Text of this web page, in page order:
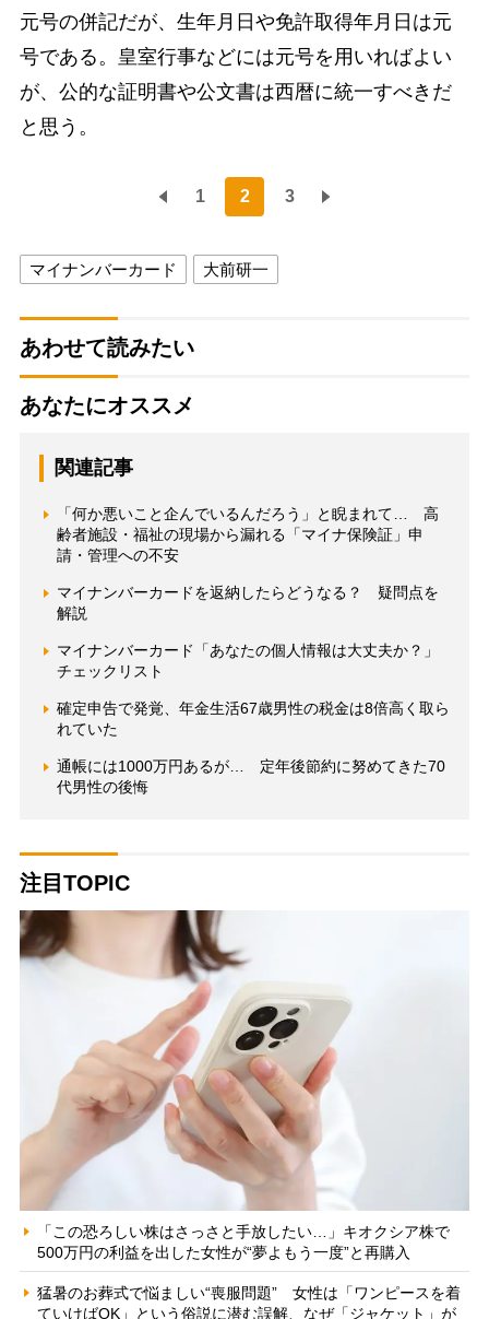
元号の併記だが、生年月日や免許取得年月日は元
号である。皇室行事などには元号を用いればよい
が、公的な証明書や公文書は西暦に統一すべきだ
と思う。
1 2 3
マイナンバーカード 大前研一
あわせて読みたい
あなたにオススメ
関連記事
「何か悪いこと企んでいるんだろう」と睨まれて… 高
齢者施設・福祉の現場から漏れる「マイナ保険証」申
請・管理への不安
マイナンバーカードを返納したらどうなる？ 疑問点を
解説
マイナンバーカード「あなたの個人情報は大丈夫か？」
チェックリスト
確定申告で発覚、年金生活67歳男性の税金は8倍高く取ら
れていた
通帳には1000万円あるが… 定年後節約に努めてきた70
代男性の後悔
注目TOPIC
「この恐ろしい株はさっさと手放したい…」キオクシア株で
500万円の利益を出した女性が“夢よもう一度”と再購入
猛暑のお葬式で悩ましい“喪服問題” 女性は「ワンピースを着
ていけばOK」という俗説に潜む誤解、なぜ「ジャケット」が